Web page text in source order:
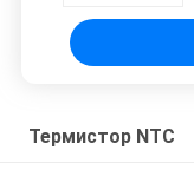
Термистор NTC